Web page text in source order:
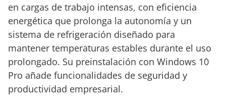
en cargas de trabajo intensas, con eficiencia
energética que prolonga la autonomía y un
sistema de refrigeración diseñado para
mantener temperaturas estables durante el uso
prolongado. Su preinstalación con Windows 10
Pro añade funcionalidades de seguridad y
productividad empresarial.